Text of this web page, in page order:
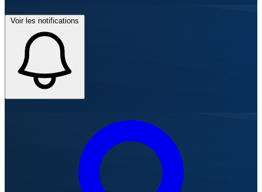
Voir les notifications